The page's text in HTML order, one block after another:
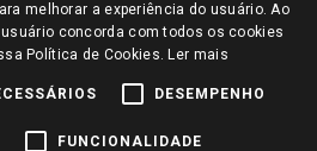
melhorar a experiência do usuário. Ao
concorda com todos os cookies
Política de Cookies. Ler mais
DESEMPENHO
FUNCIONALIDADE